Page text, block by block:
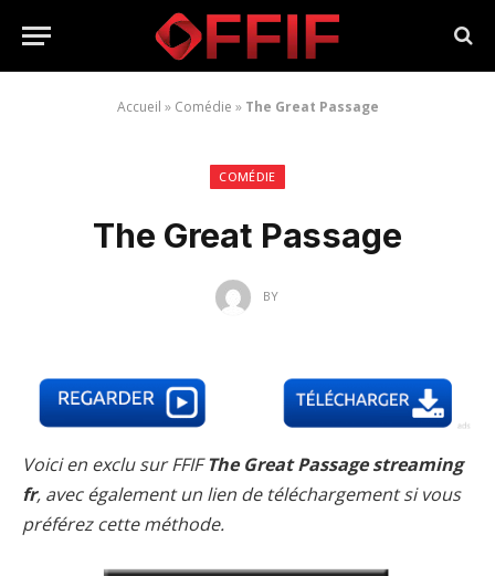
Accueil » Comédie » The Great Passage
COMÉDIE
The Great Passage
BY
Voici en exclu sur FFIFThe Great Passage streaming
fr, avec également un lien de téléchargement si vous
préférez cette méthode.